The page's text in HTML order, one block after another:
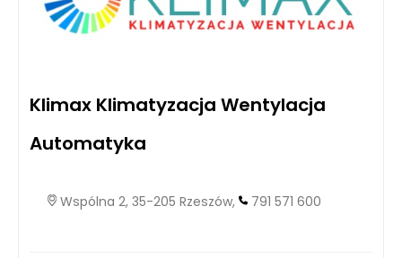
Klimax Klimatyzacja Wentylacja
Automatyka
Wspólna 2, 35-205 Rzeszów, 791 571 600